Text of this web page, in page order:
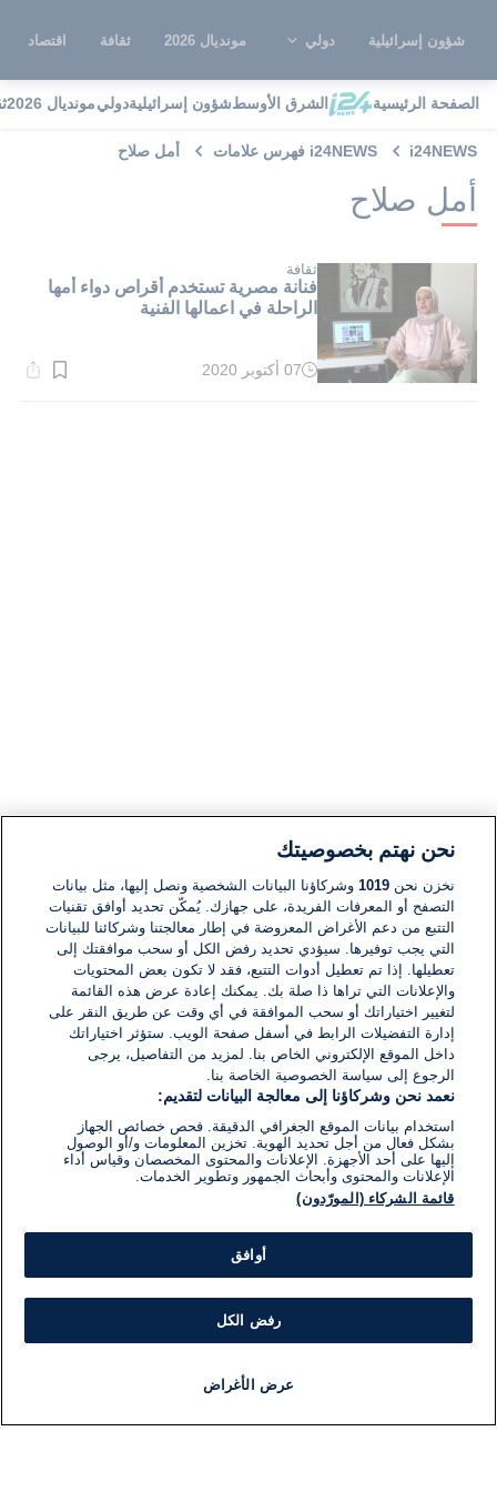
شؤون إسرائيلية دولي مونديال 2026 ثقافة اقتصاد
الصفحة الرئيسية الشرق الأوسطشؤون إسرائيليةدوليمونديال 2026
i24NEWS i24NEWS فهرس علامات أمل صلاح
أمل صلاح
ثقافة
فنانة مصرية تستخدم أقراص دواء أمها
الراحلة في اعمالها الفنية
وقت
07 أكتوبر 2020
نحن نهتم بخصوصيتك
نخزن نحن1019 وشركاؤنا البيانات الشخصية ونصل إليها، مثل بيانات
التصفح أو المعرفات الفريدة، على جهازك. يُمكّن تحديد أوافق تقنيات
التتبع من دعم الأغراض المعروضة في إطار معالجتنا وشركائنا للبيانات
التي يجب توفيرها. سيؤدي تحديد رفض الكل أو سحب موافقتك إلى
تعطيلها. إذا تم تعطيل أدوات التتبع، فقد لا تكون بعض المحتويات
والإعلانات التي تراها ذا صلة بك. يمكنك إعادة عرض هذه القائمة
لتغيير اختياراتك أو سحب الموافقة في أي وقت عن طريق النقر على
إدارة التفضيلات الرابط في أسفل صفحة الويب. ستؤثر اختياراتك
داخل الموقع الإلكتروني الخاص بنا. لمزيد من التفاصيل، يرجى
الرجوع إلى سياسة الخصوصية الخاصة بنا.
نعمد نحن وشركاؤنا إلى معالجة البيانات لتقديم:
استخدام بيانات الموقع الجغرافي الدقيقة. فحص خصائص الجهاز
بشكل فعال من أجل تحديد الهوية. تخزين المعلومات و/أو الوصول
إليها على أحد الأجهزة. الإعلانات والمحتوى المخصصان وقياس أداء
الإعلانات والمحتوى وأبحاث الجمهور وتطوير الخدمات.
قائمة الشركاء (المورّدون)
أوافق
رفض الكل
عرض الأغراض